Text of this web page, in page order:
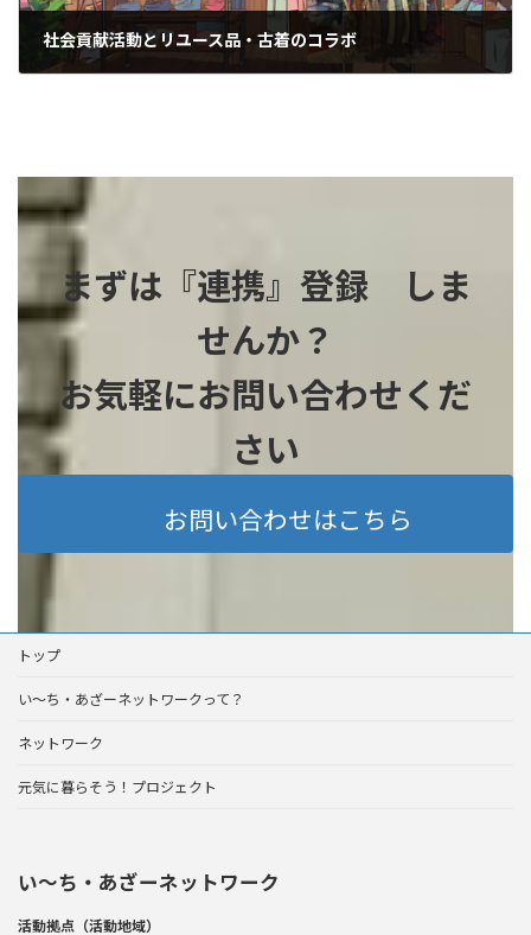
社会貢献活動とリユース品・古着のコラボ
まずは『連携』登録 しま
せんか？
お気軽にお問い合わせくだ
さい
お問い合わせはこちら
トップ
い～ち・あざーネットワークって？
ネットワーク
元気に暮らそう！プロジェクト
い〜ち・あざーネットワーク
活動拠点（活動地域）